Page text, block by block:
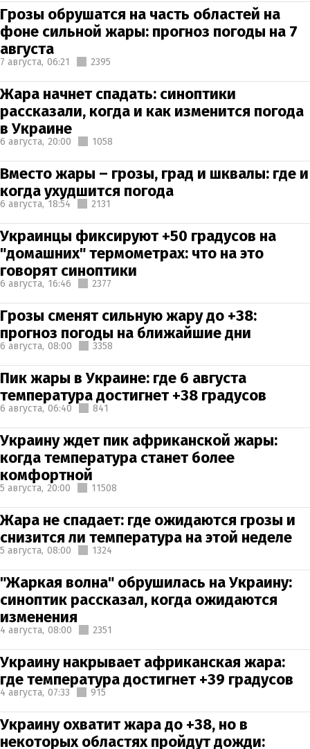
Грозы обрушатся на часть областей на
фоне сильной жары: прогноз погоды на 7
августа
7 августа, 06:21 2395
Жара начнет спадать: синоптики
рассказали, когда и как изменится погода
в Украине
6 августа, 20:00 1058
Вместо жары – грозы, град и шквалы: где и
когда ухудшится погода
6 августа, 18:54 2131
Украинцы фиксируют +50 градусов на
"домашних" термометрах: что на это
говорят синоптики
6 августа, 16:46 2377
Грозы сменят сильную жару до +38:
прогноз погоды на ближайшие дни
6 августа, 08:00 3358
Пик жары в Украине: где 6 августа
температура достигнет +38 градусов
6 августа, 06:40 841
Украину ждет пик африканской жары:
когда температура станет более
комфортной
5 августа, 20:00 11508
Жара не спадает: где ожидаются грозы и
снизится ли температура на этой неделе
5 августа, 08:00 1324
"Жаркая волна" обрушилась на Украину:
синоптик рассказал, когда ожидаются
изменения
4 августа, 08:00 2351
Украину накрывает африканская жара:
где температура достигнет +39 градусов
4 августа, 07:33 915
Украину охватит жара до +38, но в
некоторых областях пройдут дожди: